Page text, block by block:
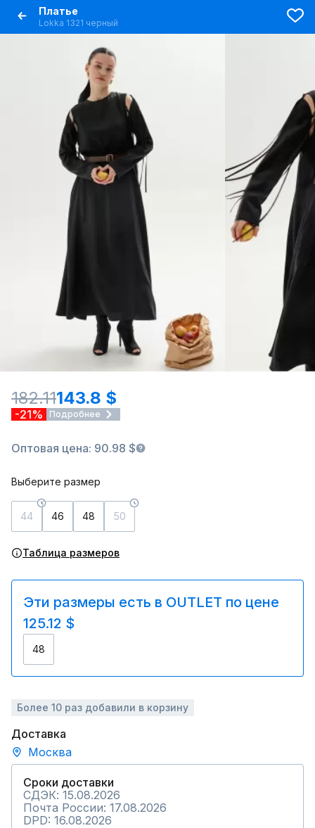
Платье
Lokka 1321 черный
182.11143.8 $
-21% Подробнее
Оптовая цена: 90.98 $
Выберите размер
44 46 48 50
Таблица размеров
Эти размеры есть в OUTLET по цене
125.12 $
48
Более 10 раз добавили в корзину
Доставка
Москва
Сроки доставки
СДЭК: 15.08.2026
Почта России: 17.08.2026
DPD: 16.08.2026